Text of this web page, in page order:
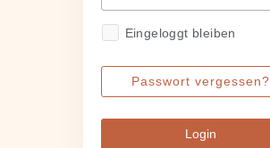
Eingeloggt bleiben
Passwort vergessen?
Login